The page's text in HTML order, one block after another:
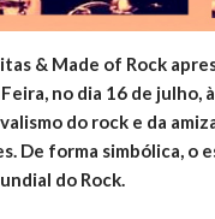
& Made of Rock
no dia 16 de julho,
do rock e da
De forma simbólica, o
do Rock.